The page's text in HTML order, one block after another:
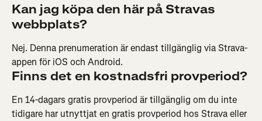
Kan jag köpa den här på Stravas
webbplats?
Nej. Denna prenumeration är endast tillgänglig via Strava-
appen för iOS och Android.
Finns det en kostnadsfri provperiod?
En 14-dagars gratis provperiod är tillgänglig om du inte
tidigare har utnyttjat en gratis provperiod hos Strava eller